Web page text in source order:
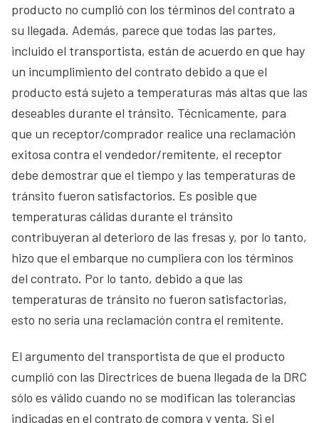
producto no cumplió con los términos del contrato a
su llegada. Además, parece que todas las partes,
incluido el transportista, están de acuerdo en que hay
un incumplimiento del contrato debido a que el
producto está sujeto a temperaturas más altas que las
deseables durante el tránsito. Técnicamente, para
que un receptor/comprador realice una reclamación
exitosa contra el vendedor/remitente, el receptor
debe demostrar que el tiempo y las temperaturas de
tránsito fueron satisfactorios. Es posible que
temperaturas cálidas durante el tránsito
contribuyeran al deterioro de las fresas y, por lo tanto,
hizo que el embarque no cumpliera con los términos
del contrato. Por lo tanto, debido a que las
temperaturas de tránsito no fueron satisfactorias,
esto no sería una reclamación contra el remitente.
El argumento del transportista de que el producto
cumplió con las Directrices de buena llegada de la DRC
sólo es válido cuando no se modifican las tolerancias
indicadas en el contrato de compra y venta. Si el